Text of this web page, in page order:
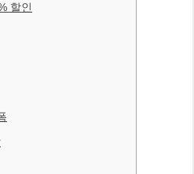
할인